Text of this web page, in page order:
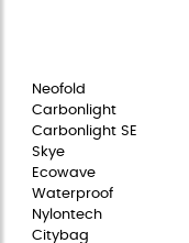
Neofold
Carbonlight
Carbonlight SE
Skye
Ecowave
Waterproof
Nylontech
Citybag